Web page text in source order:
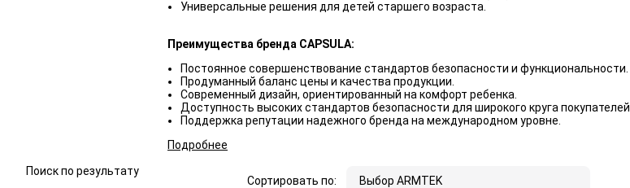
Универсальные решения для детей старшего возраста.
Преимущества бренда CAPSULA:
Постоянное совершенствование стандартов безопасности и функциональности.
Продуманный баланс цены и качества продукции.
Современный дизайн, ориентированный на комфорт ребенка.
Доступность высоких стандартов безопасности для широкого круга покупателей.
Поддержка репутации надежного бренда на международном уровне.
Подробнее
Поиск по результату
Сортировать по: Выбор ARMTEK